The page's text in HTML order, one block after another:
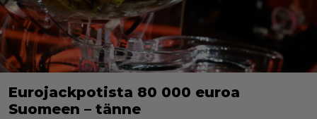
Eurojackpotista 80 000 euroa
Suomeen – tänne